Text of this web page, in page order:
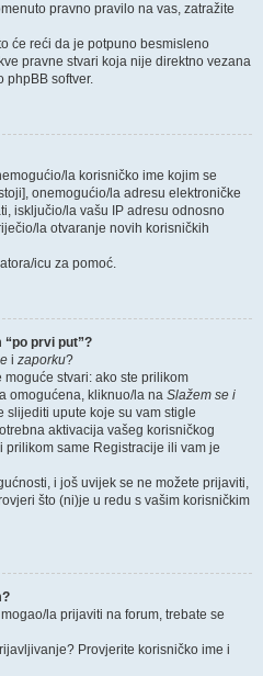
pravno pravilo na vas, zatražite
će reći da je potpuno besmisleno
pravne stvari koja nije direktno vezana
phpBB softver.
la korisničko ime kojim se
onemogućio/la adresu elektroničke
isključio/la vašu IP adresu odnosno
la otvaranje novih korisničkih
icu za pomoć.
prvi put”?
i zaporku?
stvari: ako ste prilikom
omogućena, kliknuo/la na Slažem se i
slijediti upute koje su vam stigle
aktivacija vašeg korisničkog
same Registracije ili vam je
i još uvijek se ne možete prijaviti,
što (ni)je u redu s vašim korisničkim
la prijaviti na forum, trebate se
Provjerite korisničko ime i